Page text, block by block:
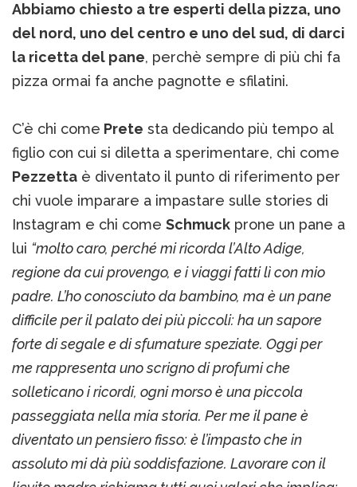
Abbiamo chiesto a tre esperti della pizza, uno
del nord, uno del centro e uno del sud, di darci
la ricetta del pane, perchè sempre di più chi fa
pizza ormai fa anche pagnotte e sfilatini.
C’è chi come Prete sta dedicando più tempo al
figlio con cui si diletta a sperimentare, chi come
Pezzetta è diventato il punto di riferimento per
chi vuole imparare a impastare sulle stories di
Instagram e chi come Schmuck prone un pane a
lui “molto caro, perché mi ricorda l’Alto Adige,
regione da cui provengo, e i viaggi fatti lì con mio
padre. L’ho conosciuto da bambino, ma è un pane
difficile per il palato dei più piccoli: ha un sapore
forte di segale e di sfumature speziate. Oggi per
me rappresenta uno scrigno di profumi che
solleticano i ricordi, ogni morso è una piccola
passeggiata nella mia storia. Per me il pane è
diventato un pensiero fisso: è l’impasto che in
assoluto mi dà più soddisfazione. Lavorare con il